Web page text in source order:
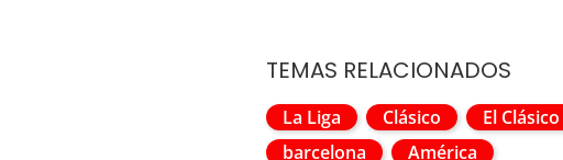
TEMAS RELACIONADOS
La Liga Clásico El Clásico
barcelona
América